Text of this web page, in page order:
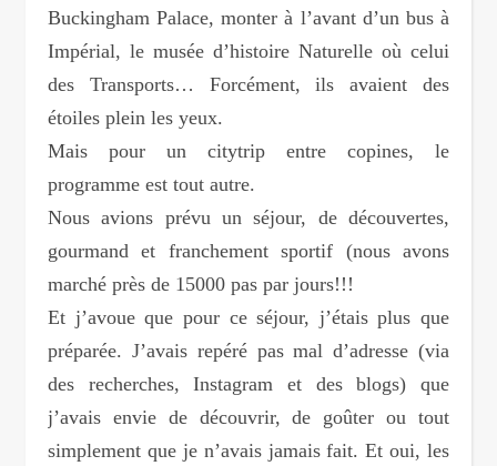
Buckingham Palace, monter à l’avant d’un bus à
Impérial, le musée d’histoire Naturelle où celui
des Transports… Forcément, ils avaient des
étoiles plein les yeux.
Mais pour un citytrip entre copines, le
programme est tout autre.
Nous avions prévu un séjour, de découvertes,
gourmand et franchement sportif (nous avons
marché près de 15000 pas par jours!!!
Et j’avoue que pour ce séjour, j’étais plus que
préparée. J’avais repéré pas mal d’adresse (via
des recherches, Instagram et des blogs) que
j’avais envie de découvrir, de goûter ou tout
simplement que je n’avais jamais fait. Et oui, les